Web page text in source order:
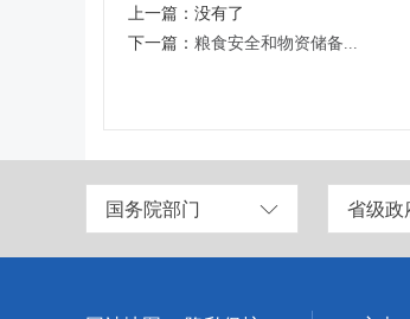
上一篇： 没有了
下一篇： 粮食安全和物资储备...
国务院部门 省级政